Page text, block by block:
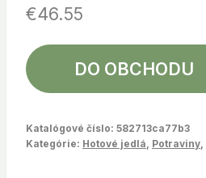
€46.55
DO OBCHODU
Katalógové číslo: 582713ca77b3
Kategórie: Hotové jedlá Potraviny